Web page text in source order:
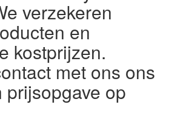
verzekeren
en
kostprijzen.
met ons ons
prijsopgave op